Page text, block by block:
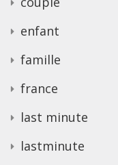
enfant
famille
france
last minute
lastminute